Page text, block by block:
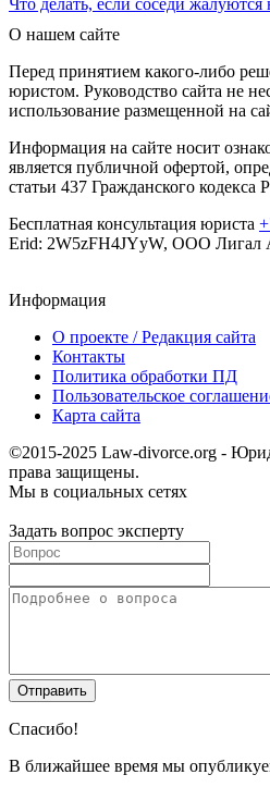
О нашем сайте
Перед принятием какого-либо
юристом. Руководство сайта не
использование размещенной на
Информация на сайте носит
является публичной офертой,
статьи 437 Гражданского кодекса
Бесплатная консультация юриста
Erid: 2W5zFH4JYyW, ООО Лигал
Информация
О проекте / Редакция сайта
Контакты
Политика обработки ПД
Пользовательское
Карта сайта
©2015-2025 Law-divorce.org -
права защищены.
Мы в социальных сетях
Задать вопрос эксперту
Спасибо!
В ближайшее время мы